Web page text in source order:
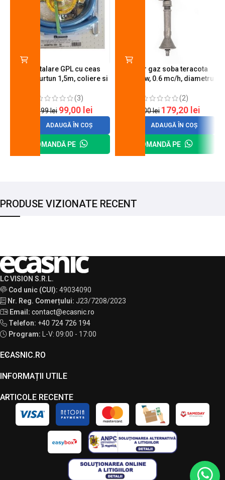
Kit instalare GPL cu ceas
butelie, furtun 1,5m, coliere si
(3)
120,99lei 99,00 lei
ADAUGĂ ÎN COȘ
COMANDĂ PE
Arzator gaz soba teracota
A600, 6 kw, 0.6 mc/h, diametru
(2)
200,00lei 179,20 lei
ADAUGĂ ÎN COȘ
COMANDĂ PE
PRODUSE VIZIONATE RECENT
LC VISION S.R.L.
Cod unic (CUI): 49034090
Nr. Reg. Comerțului: J23/7208/2023
Email: contact@ecasnic.ro
Telefon: +40 724 726 194
Program:
L-V: 09:00 - 17:00
ECASNIC.RO
INFORMAȚII UTILE
ARTICOLE RECENTE